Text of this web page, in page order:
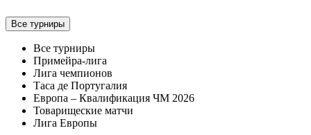
Все турниры
Все турниры
Примейра-лига
Лига чемпионов
Таса де Португалия
Европа – Квалификация ЧМ 2026
Товарищеские матчи
Лига Европы